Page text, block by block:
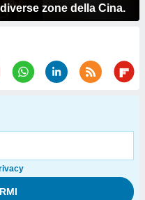
zone della Cina.